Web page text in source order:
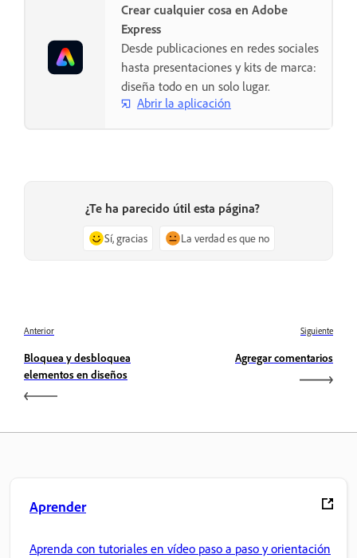
Crear cualquier cosa en Adobe
Express
Desde publicaciones en redes sociales
hasta presentaciones y kits de marca:
diseña todo en un solo lugar.
Abrir la aplicación
¿Te ha parecido útil esta página?
Sí, gracias La verdad es que no
Anterior
Bloquea y desbloquea
elementos en diseños
Siguiente
Agregar comentarios
Aprender
Aprenda con tutoriales en vídeo paso a paso y orientación